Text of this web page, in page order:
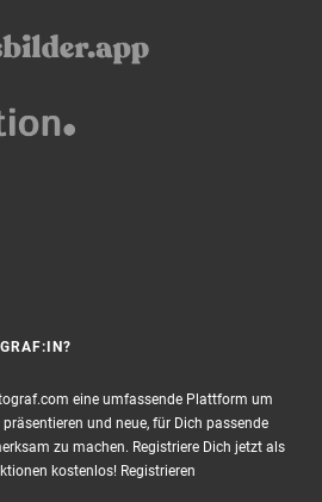
eine umfassende Plattform um
und neue, für Dich passende
zu machen. Registriere Dich jetzt als
kostenlos! Registrieren